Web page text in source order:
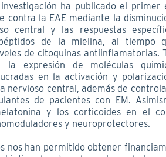
ha publicado el primer
contra la EAE mediante la
central y las respuestas
de la mielina, al tiempo
de citoquinas antiinflamatorias.
la expresión de moléculas
en la activación y
nervioso central, además de
de pacientes con EM.
y los corticoides en el
y neuroprotectores.
nos han permitido obtener